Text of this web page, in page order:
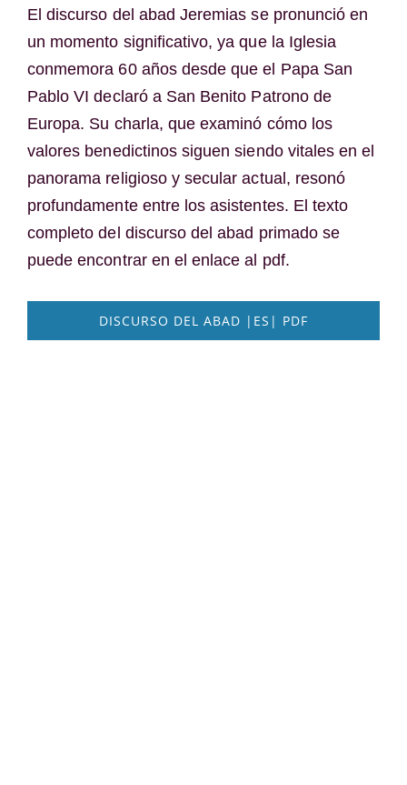
El discurso del abad Jeremias se pronunció en
un momento significativo, ya que la Iglesia
conmemora 60 años desde que el Papa San
Pablo VI declaró a San Benito Patrono de
Europa. Su charla, que examinó cómo los
valores benedictinos siguen siendo vitales en el
panorama religioso y secular actual, resonó
profundamente entre los asistentes. El texto
completo del discurso del abad primado se
puede encontrar en el enlace al pdf.
DISCURSO DEL ABAD |ES| PDF